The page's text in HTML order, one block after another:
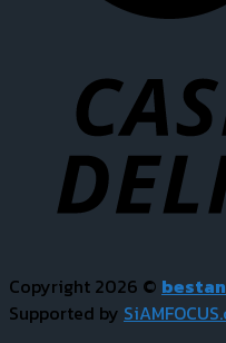
Copyright 2026 ©
Supported by